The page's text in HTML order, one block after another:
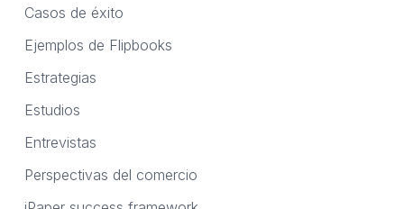
Casos de éxito
Ejemplos de Flipbooks
Estrategias
Estudios
Entrevistas
Perspectivas del comercio